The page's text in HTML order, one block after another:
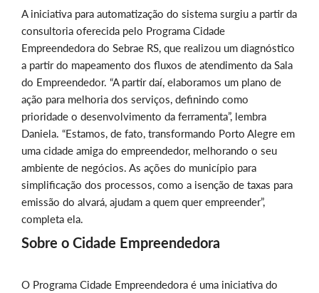
A iniciativa para automatização do sistema surgiu a partir da
consultoria oferecida pelo Programa Cidade
Empreendedora do Sebrae RS, que realizou um diagnóstico
a partir do mapeamento dos fluxos de atendimento da Sala
do Empreendedor. “A partir daí, elaboramos um plano de
ação para melhoria dos serviços, definindo como
prioridade o desenvolvimento da ferramenta”, lembra
Daniela. “Estamos, de fato, transformando Porto Alegre em
uma cidade amiga do empreendedor, melhorando o seu
ambiente de negócios. As ações do município para
simplificação dos processos, como a isenção de taxas para
emissão do alvará, ajudam a quem quer empreender”,
completa ela.
Sobre o Cidade Empreendedora
O Programa Cidade Empreendedora é uma iniciativa do